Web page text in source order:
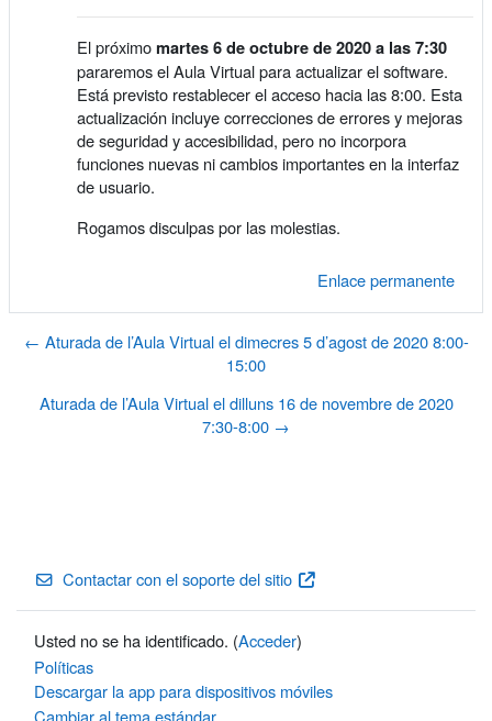
El próximomartes 6 de octubre de 2020 a las 7:30
pararemos el Aula Virtual para actualizar el software.
Está previsto restablecer el acceso hacia las 8:00. Esta
actualización incluye correcciones de errores y mejoras
de seguridad y accesibilidad, pero no incorpora
funciones nuevas ni cambios importantes en la interfaz
de usuario.
Rogamos disculpas por las molestias.
Enlace permanente
← Aturada de l’Aula Virtual el dimecres 5 d’agost de 2020 8:00-
15:00
Aturada de l’Aula Virtual el dilluns 16 de novembre de 2020
7:30-8:00 →
Contactar con el soporte del sitio
Usted no se ha identificado. (Acceder)
Políticas
Descargar la app para dispositivos móviles
Cambiar al tema estándar